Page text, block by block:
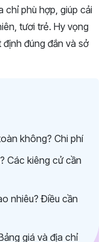
chỉ phù hợp, giúp cải
tươi trẻ. Hy vọng
đúng đắn và sở
không? Chi phí
? Các kiêng cử cần
nhiêu? Điều cần
giá và địa chỉ